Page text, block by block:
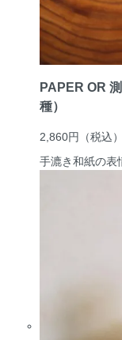
PAPER OR
種）
2,860円
（税込）
手漉き和紙の表